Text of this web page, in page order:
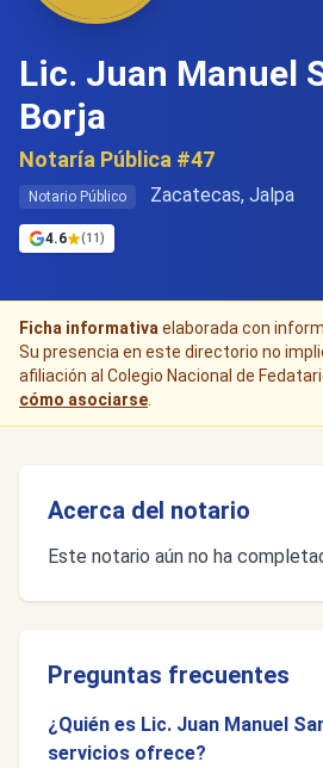
Lic. Juan Manuel
Borja
Notaría Pública #47
Notario Público Zacatecas, Jalpa
4.6 (11)
Ficha informativa elaborada con
Su presencia en este directorio no
afiliación al Colegio Nacional de
cómo asociarse
Acerca del notario
Este notario aún no ha
Preguntas frecuentes
¿Quién es Lic. Juan Manuel
servicios ofrece?